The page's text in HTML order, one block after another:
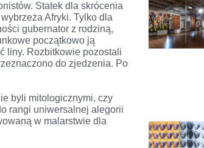
Statek dla skrócenia
Afryki. Tylko dla
gubernator z rodziną,
początkowo ją
liny. Rozbitkowie pozostali
do zjedzenia. Po
byli mitologicznymi, czy
rangi uniwersalnej alegorii
w malarstwie dla